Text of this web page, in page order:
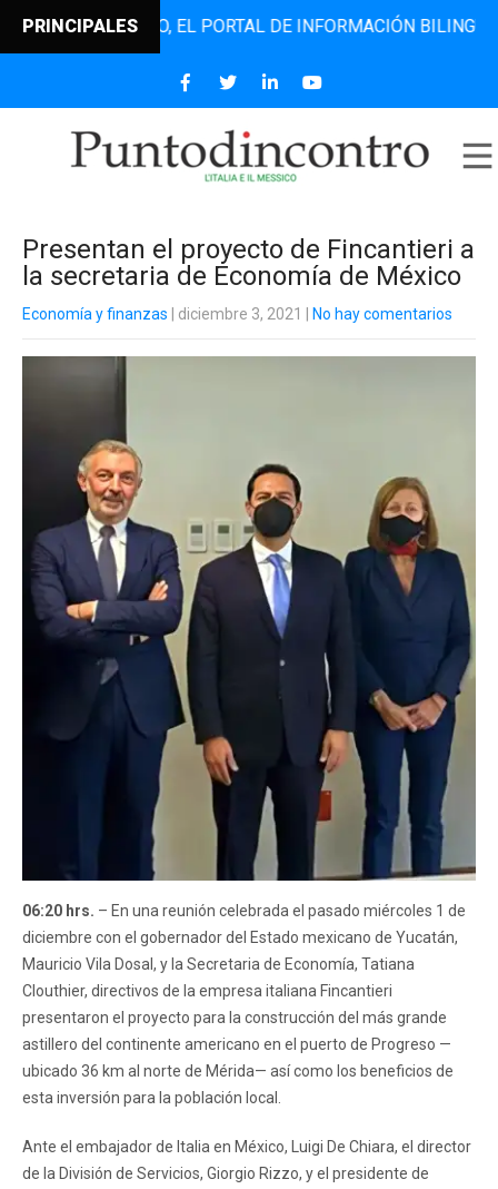
PRINCIPALESEL PORTAL DE INFORMACIÓN BILINGÜE
Presentan el proyecto de Fincantieri a
la secretaria de Economía de México
Economía y finanzas | diciembre 3, 2021 No hay comentarios
06:20 hrs. – En una reunión celebrada el pasado miércoles 1 de
diciembre con el gobernador del Estado mexicano de Yucatán,
Mauricio Vila Dosal, y la Secretaria de Economía, Tatiana
Clouthier, directivos de la empresa italiana Fincantieri
presentaron el proyecto para la construcción del más grande
astillero del continente americano en el puerto de Progreso —
ubicado 36 km al norte de Mérida— así como los beneficios de
esta inversión para la población local.
Ante el embajador de Italia en México, Luigi De Chiara, el director
de la División de Servicios, Giorgio Rizzo, y el presidente de